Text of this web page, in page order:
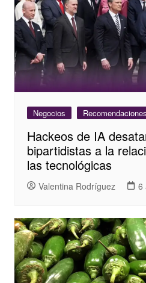
Negocios
Hackeos de IA
bipartidistas a la
las tecnológicas
Valentina Rodríguez 6